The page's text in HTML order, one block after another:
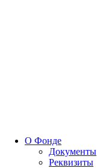
О Фонде
Документы
Реквизиты